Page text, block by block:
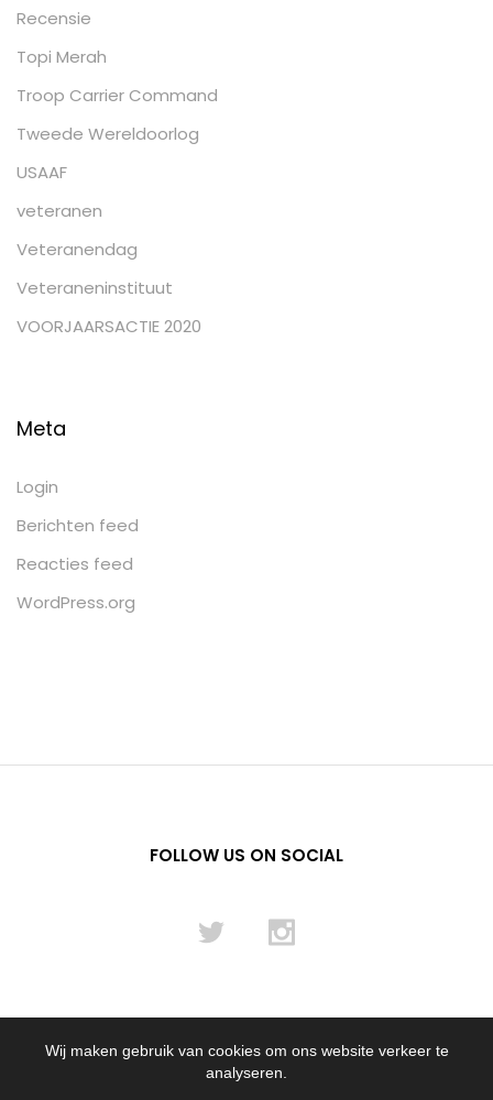
Wij maken gebruik van cookies om ons website verkeer te
analyseren.
Recensie
Topi Merah
Troop Carrier Command
Tweede Wereldoorlog
USAAF
veteranen
Veteranendag
Veteraneninstituut
VOORJAARSACTIE 2020
Meta
Login
Berichten feed
Reacties feed
WordPress.org
FOLLOW US ON SOCIAL
© 2012 - 2024 Flying Pencil NL B.V.